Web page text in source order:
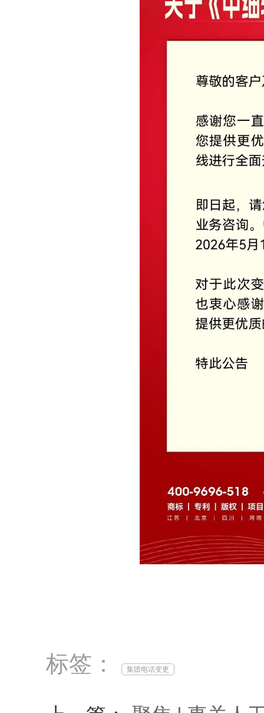
标签： 集团电话变更